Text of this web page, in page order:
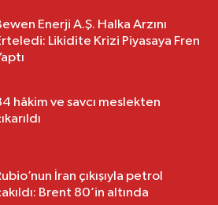
Enerji A.Ş. Halka Arzını
Likidite Krizi Piyasaya Fren
hâkim ve savcı meslekten
İran çıkışıyla petrol
Brent 80’in altında